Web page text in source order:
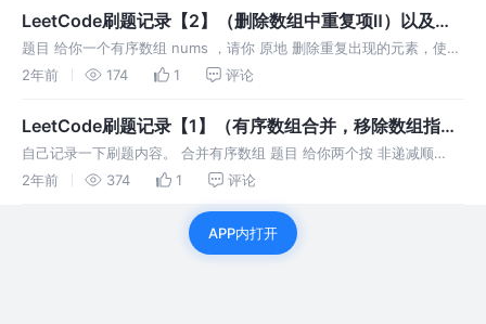
LeetCode刷题记录【2】（删除数组中重复项Ⅱ）以及删
除数组中重复项问题的通解记录
题目 给你一个有序数组 nums ，请你 原地 删除重复出现的元素，使得
出现次数超过两次的元素只出现两次 ，返回删除后数组的新长度。 不
2年前 174 1 评论
LeetCode刷题记录【1】（有序数组合并，移除数组指定
元素，删除有序数组中重复项）
自己记录一下刷题内容。 合并有序数组 题目 给你两个按 非递减顺
序 排列的整数数组 nums1 **和 nums2，另有两个整数 m 和 n ，分别
2年前 374 1 评论
APP内打开